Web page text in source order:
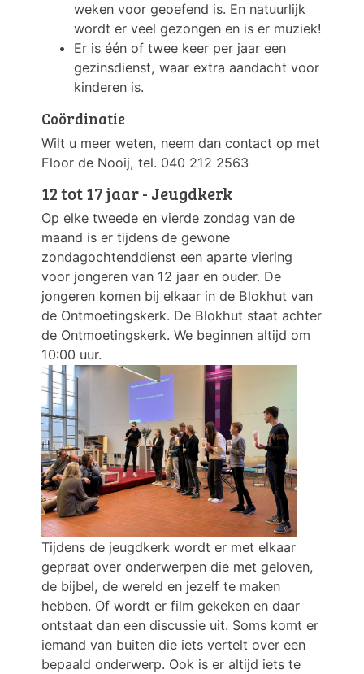
weken voor geoefend is. En natuurlijk
wordt er veel gezongen en is er muziek!
Er is één of twee keer per jaar een
gezinsdienst, waar extra aandacht voor
kinderen is.
Coördinatie
Wilt u meer weten, neem dan contact op met
Floor de Nooij, tel. 040 212 2563
12 tot 17 jaar - Jeugdkerk
Op elke tweede en vierde zondag van de
maand is er tijdens de gewone
zondagochtenddienst een aparte viering
voor jongeren van 12 jaar en ouder. De
jongeren komen bij elkaar in de Blokhut van
de Ontmoetingskerk. De Blokhut staat achter
de Ontmoetingskerk. We beginnen altijd om
10:00 uur.
Tijdens de jeugdkerk wordt er met elkaar
gepraat over onderwerpen die met geloven,
de bijbel, de wereld en jezelf te maken
hebben. Of wordt er film gekeken en daar
ontstaat dan een discussie uit. Soms komt er
iemand van buiten die iets vertelt over een
bepaald onderwerp. Ook is er altijd iets te